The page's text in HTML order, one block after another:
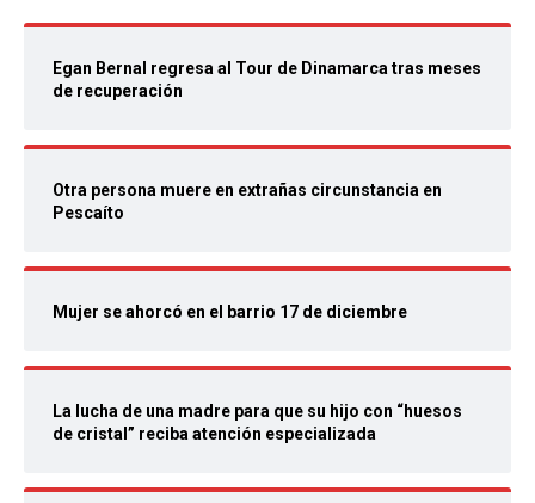
Egan Bernal regresa al Tour de Dinamarca tras meses
de recuperación
Otra persona muere en extrañas circunstancia en
Pescaíto
Mujer se ahorcó en el barrio 17 de diciembre
La lucha de una madre para que su hijo con “huesos
de cristal” reciba atención especializada